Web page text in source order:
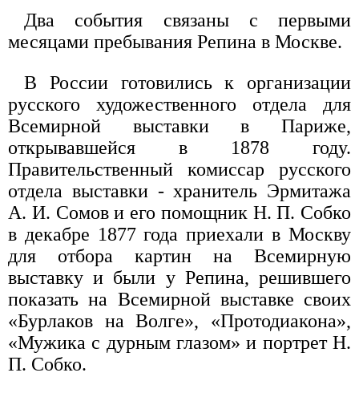
Два события связаны с первыми
месяцами пребывания Репина в Москве.
В России готовились к организации
русского художественного отдела для
Всемирной выставки в Париже,
открывавшейся в 1878 году.
Правительственный комиссар русского
отдела выставки - хранитель Эрмитажа
А. И. Сомов и его помощник Н. П. Собко
в декабре 1877 года приехали в Москву
для отбора картин на Всемирную
выставку и были у Репина, решившего
показать на Всемирной выставке своих
«Бурлаков на Волге», «Протодиакона»,
«Мужика с дурным глазом» и портрет Н.
П. Собко.